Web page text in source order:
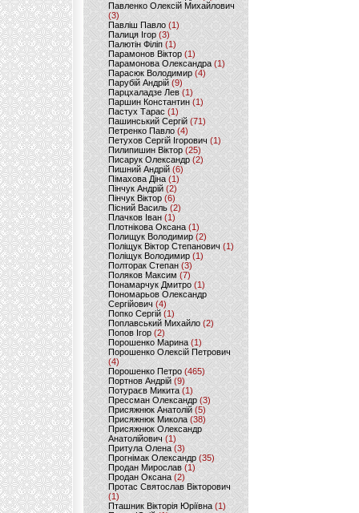
Павленко Олексій Михайлович
(3)
Павліш Павло(1)
Палиця Ігор (3)
Палютін Філіп(1)
Парамонов Віктор (1)
Парамонова Олександра(1)
Парасюк Володимир(4)
Парубій Андрій (9)
Парцхаладзе Лев (1)
Паршин Константин(1)
Пастух Тарас (1)
Пашинський Сергій (71)
Петренко Павло (4)
Петухов Сергій Ігорович (1)
Пилипишин Віктор(25)
Писарук Олександр(2)
Пишний Андрій (6)
Пімахова Діна(1)
Пінчук Андрій(2)
Пінчук Віктор (6)
Пісний Василь (2)
Плачков Іван(1)
Плотнікова Оксана (1)
Полищук Володимир(2)
Поліщук Віктор Степанович(1)
Поліщук Володимир (1)
Полторак Степан(3)
Поляков Максим (7)
Понамарчук Дмитро (1)
Пономарьов Олександр
Сергійович(4)
Попко Сергій (1)
Поплавський Михайло (2)
Попов Ігор(2)
Порошенко Марина (1)
Порошенко Олексій Петрович
(4)
Порошенко Петро (465)
Портнов Андрій (9)
Потураєв Микита(1)
Прессман Олександр(3)
Присяжнюк Анатолій (5)
Присяжнюк Микола (38)
Присяжнюк Олександр
Анатолійович (1)
Притула Олена (3)
Прогнімак Олександр(35)
Продан Мирослав(1)
Продан Оксана (2)
Протас Святослав Вікторович
(1)
Пташник Вікторія Юріївна (1)